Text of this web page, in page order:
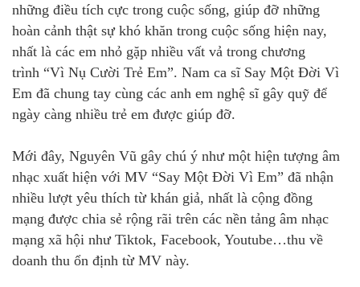
những điều tích cực trong cuộc sống, giúp đỡ những
hoàn cảnh thật sự khó khăn trong cuộc sống hiện nay,
nhất là các em nhỏ gặp nhiều vất vả trong chương
trình “Vì Nụ Cười Trẻ Em”. Nam ca sĩ Say Một Đời Vì
Em đã chung tay cùng các anh em nghệ sĩ gây quỹ để
ngày càng nhiều trẻ em được giúp đỡ.
Mới đây, Nguyên Vũ gây chú ý như một hiện tượng âm
nhạc xuất hiện với MV “Say Một Đời Vì Em” đã nhận
nhiều lượt yêu thích từ khán giả, nhất là cộng đồng
mạng được chia sẻ rộng rãi trên các nền tảng âm nhạc
mạng xã hội như Tiktok, Facebook, Youtube…thu về
doanh thu ổn định từ MV này.